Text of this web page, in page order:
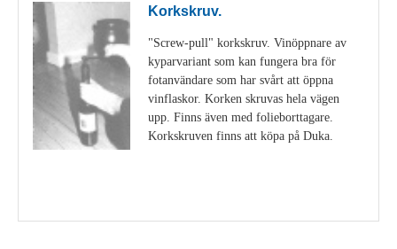
Korkskruv.
"Screw-pull" korkskruv. Vinöppnare av
kyparvariant som kan fungera bra för
fotanvändare som har svårt att öppna
vinflaskor. Korken skruvas hela vägen
upp. Finns även med folieborttagare.
Korkskruven finns att köpa på Duka.